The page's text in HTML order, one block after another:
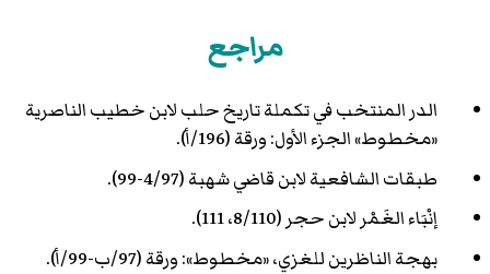
مراجع
الدر المنتخب في تكملة تاريخ حلب لابن خطيب الناصرية
«مخطوط» الجزء الأول: ورقة (196/أ).
طبقات الشافعية لابن قاضي شهبة (4/97-99).
إنْبَاء الغَمْر لابن حجر (8/110، 111).
بهجة الناظرين للغزي، «مخطوط»: ورقة (97/ب-99/أ).